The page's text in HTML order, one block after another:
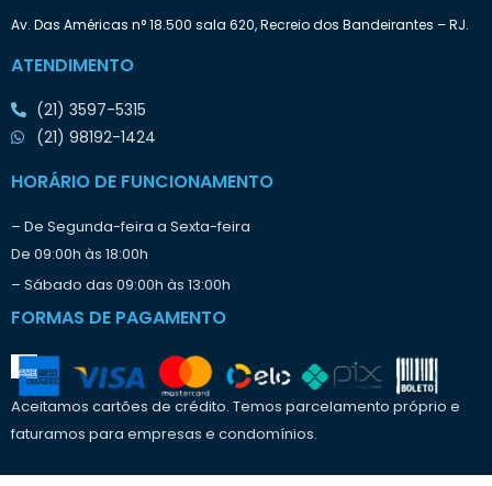
Av. Das Américas n° 18.500 sala 620, Recreio dos Bandeirantes – RJ.
ATENDIMENTO
(21) 3597-5315
(21) 98192-1424
HORÁRIO DE FUNCIONAMENTO
– De Segunda-feira a Sexta-feira
De 09:00h às 18:00h
– Sábado das 09:00h às 13:00h
FORMAS DE PAGAMENTO
Aceitamos cartões de crédito. Temos parcelamento próprio e
faturamos para empresas e condomínios.